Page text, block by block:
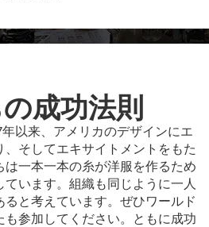
成功法則
以来、アメリカのデザインにエ
、そしてエキサイトメントをもた
は一本一本の糸が洋服を作るため
います。組織も同じように一人
と考えています。ぜひワールド
も参加してください。ともに成功